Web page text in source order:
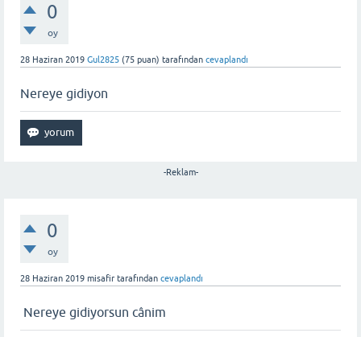
0
oy
28 Haziran 2019 Gul2825 (75 puan) tarafından cevaplandı
Nereye gidiyon
-Reklam-
0
oy
28 Haziran 2019 misafir tarafından cevaplandı
Nereye gidiyorsun cânim